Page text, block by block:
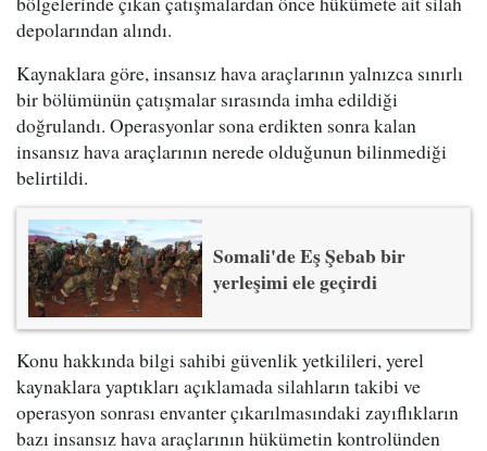
depolarından alındı.
Kaynaklara göre, insansız hava araçlarının yalnızca sınırlı
bir bölümünün çatışmalar sırasında imha edildiği
doğrulandı. Operasyonlar sona erdikten sonra kalan
insansız hava araçlarının nerede olduğunun bilinmediği
belirtildi.
Somali'de Eş Şebab bir
yerleşimi ele geçirdi
Konu hakkında bilgi sahibi güvenlik yetkilileri, yerel
kaynaklara yaptıkları açıklamada silahların takibi ve
operasyon sonrası envanter çıkarılmasındaki zayıflıkların
bazı insansız hava araçlarının hükümetin kontrolünden